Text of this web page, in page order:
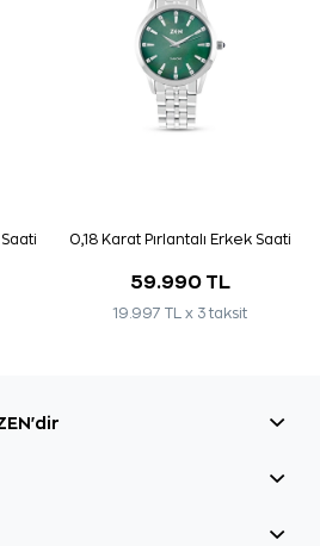
0,18 Karat Pırlantalı Erkek Saati
59.990 TL
19.997 TL x 3 taksit